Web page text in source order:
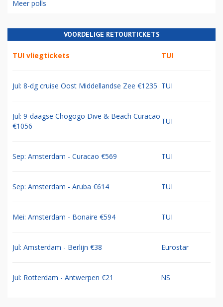
Meer polls
VOORDELIGE RETOURTICKETS
TUI vliegtickets TUI
Jul: 8-dg cruise Oost Middellandse Zee €1235 TUI
Jul: 9-daagse Chogogo Dive & Beach Curacao
€1056
TUI
Sep: Amsterdam - Curacao €569 TUI
Sep: Amsterdam - Aruba €614 TUI
Mei: Amsterdam - Bonaire €594 TUI
Jul: Amsterdam - Berlijn €38 Eurostar
Jul: Rotterdam - Antwerpen €21 NS